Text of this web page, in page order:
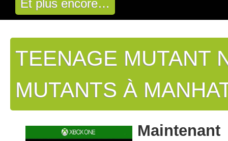
Et plus encore…
TEENAGE MUTANT
MUTANTS À